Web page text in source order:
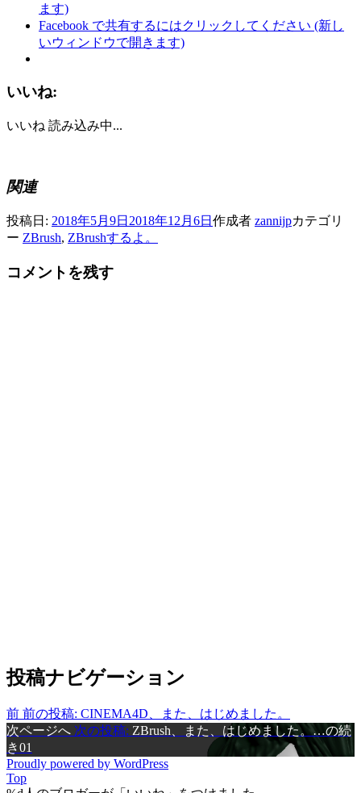
ます)
Facebook で共有するにはクリックしてください (新し
いウィンドウで開きます)
いいね:
いいね 読み込み中...
関連
投稿日: 2018年5月9日 2018年12月6日 作成者 zannijpカテゴリ
ー ZBrush, ZBrushするよ。
コメントを残す
投稿ナビゲーション
前 前の投稿: CINEMA4D、また、はじめました。
次ページへ 次の投稿: ZBrush、また、はじめました。…の続
き01
Proudly powered by WordPress
Top